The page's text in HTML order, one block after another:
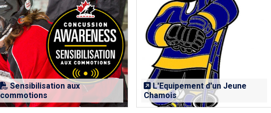
Sensibilisation aux
commotions
L'Equipement d'un Jeune
Chamois